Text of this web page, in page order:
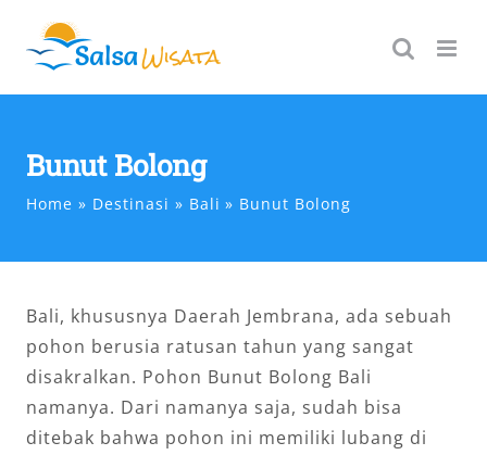
content
Bunut Bolong
Home Destinasi Bali Bunut Bolong
Bali, khususnya Daerah Jembrana, ada sebuah
pohon berusia ratusan tahun yang sangat
disakralkan. Pohon Bunut Bolong Bali
namanya. Dari namanya saja, sudah bisa
ditebak bahwa pohon ini memiliki lubang di